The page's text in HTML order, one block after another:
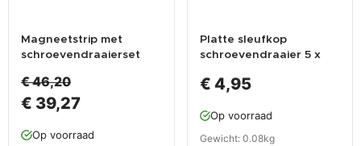
Magneetstrip met
schroevendraaierset
platte kop 6 delig met
levenslange garantie
€ 46,20
€ 39,27
Op voorraad
Platte sleufkop
schroevendraaier 5 x
levenslange garantie
€ 4,95
Op voorraad
Gewicht: 0.08kg